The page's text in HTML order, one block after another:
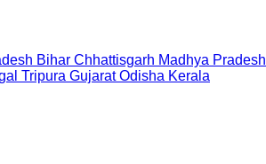
Bihar Chhattisgarh Madhya Pradesh
Tripura Gujarat Odisha Kerala